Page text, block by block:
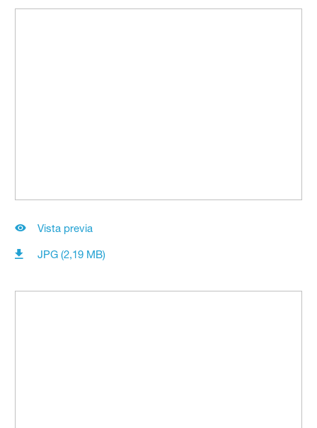
Vista previa
JPG (2,19 MB)